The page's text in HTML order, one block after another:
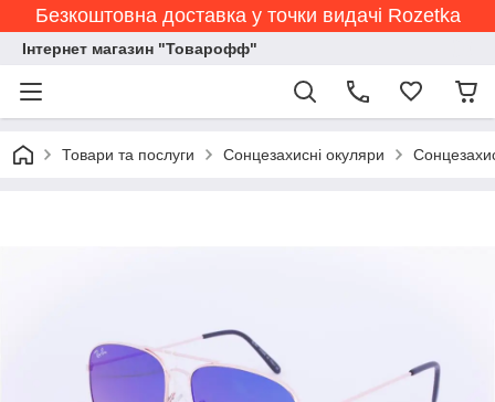
Безкоштовна доставка у точки видачі Rozetka
Інтернет магазин "Товарофф"
Товари та послуги Сонцезахисні окуляри